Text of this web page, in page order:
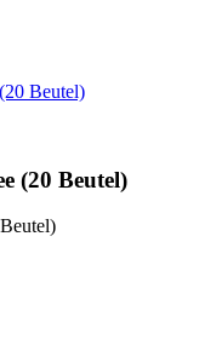
Beutel)
(20 Beutel)